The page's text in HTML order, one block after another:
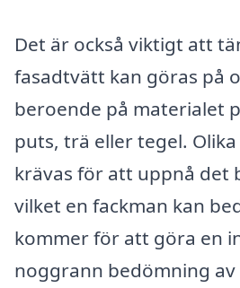
Det är också viktigt att
fasadtvätt kan göras på
beroende på materialet
puts, trä eller tegel.
krävas för att uppnå det
vilket en fackman kan
kommer för att göra en
noggrann bedömning av